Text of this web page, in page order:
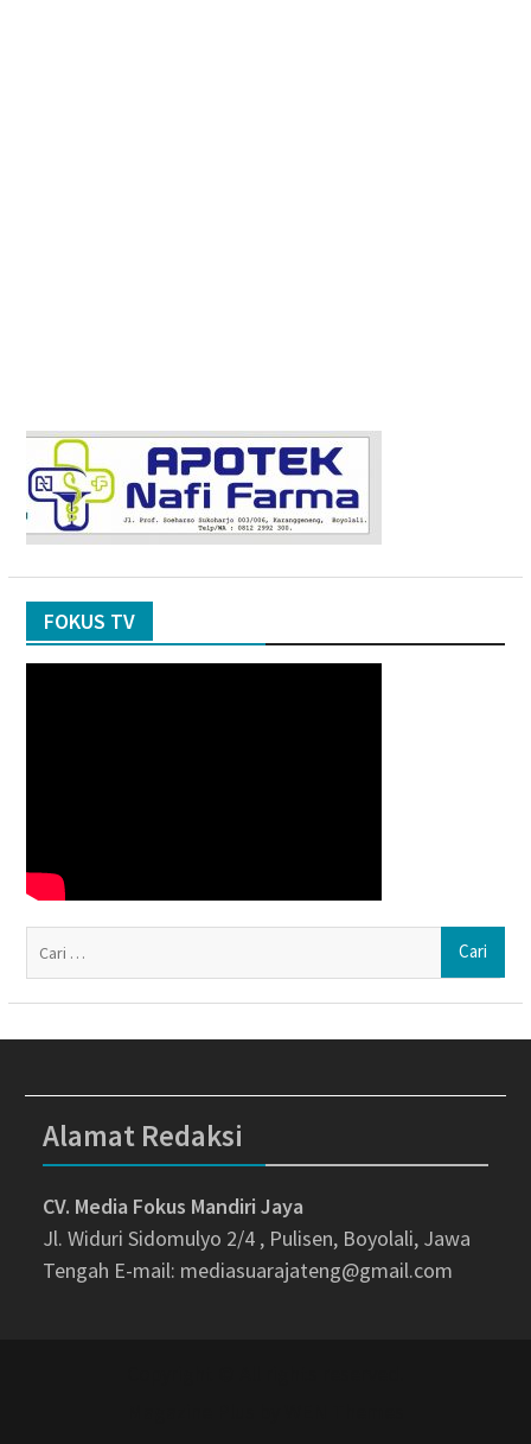
FOKUS TV
Alamat Redaksi
CV. Media Fokus Mandiri Jaya
Jl. Widuri Sidomulyo 2/4 , Pulisen, Boyolali, Jawa
Tengah E-mail: mediasuarajateng@gmail.com